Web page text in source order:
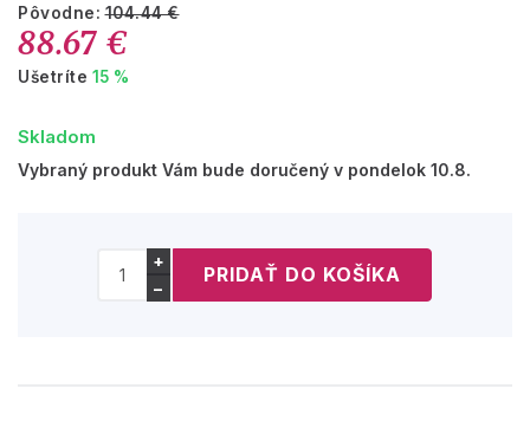
Pôvodne:104.44 €
88.67 €
Ušetríte 15 %
Skladom
Vybraný produkt Vám bude doručený v pondelok 10.8.
+
−